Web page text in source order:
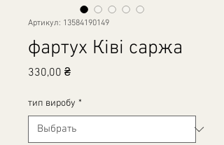
Артикул: 13584190149
фартух Ківі саржа
330,00 ₴Цена
тип виробу *